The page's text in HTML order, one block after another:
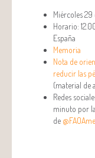
Miércoles
Horario:
España
Memoria
Nota de
reducir las
(material de
Redes
minuto por
de